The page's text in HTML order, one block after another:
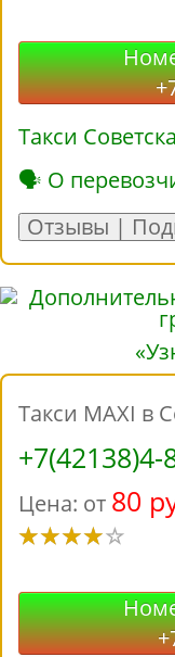
Такси
🗣 О
Отзывы |
Такси MAXI в
+7(42138)4-
Цена: от 80